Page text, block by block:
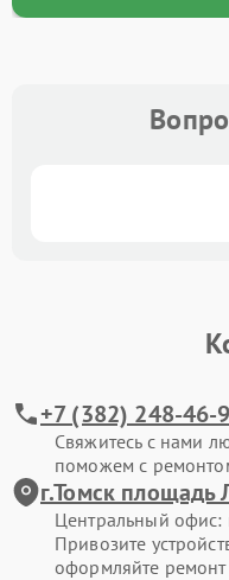
+7 (382) 248-46-
Свяжитесь с нами
поможем с
г.Томск площадь
Центральный офис:
Привозите
оформляйте ремонт